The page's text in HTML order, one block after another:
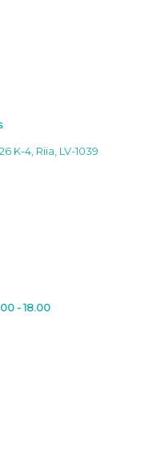
K-4, Riia, LV-1039
- 18.00